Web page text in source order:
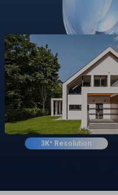
3K⁺ Resolution